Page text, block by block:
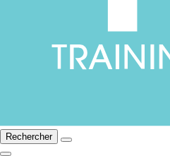
Rechercher